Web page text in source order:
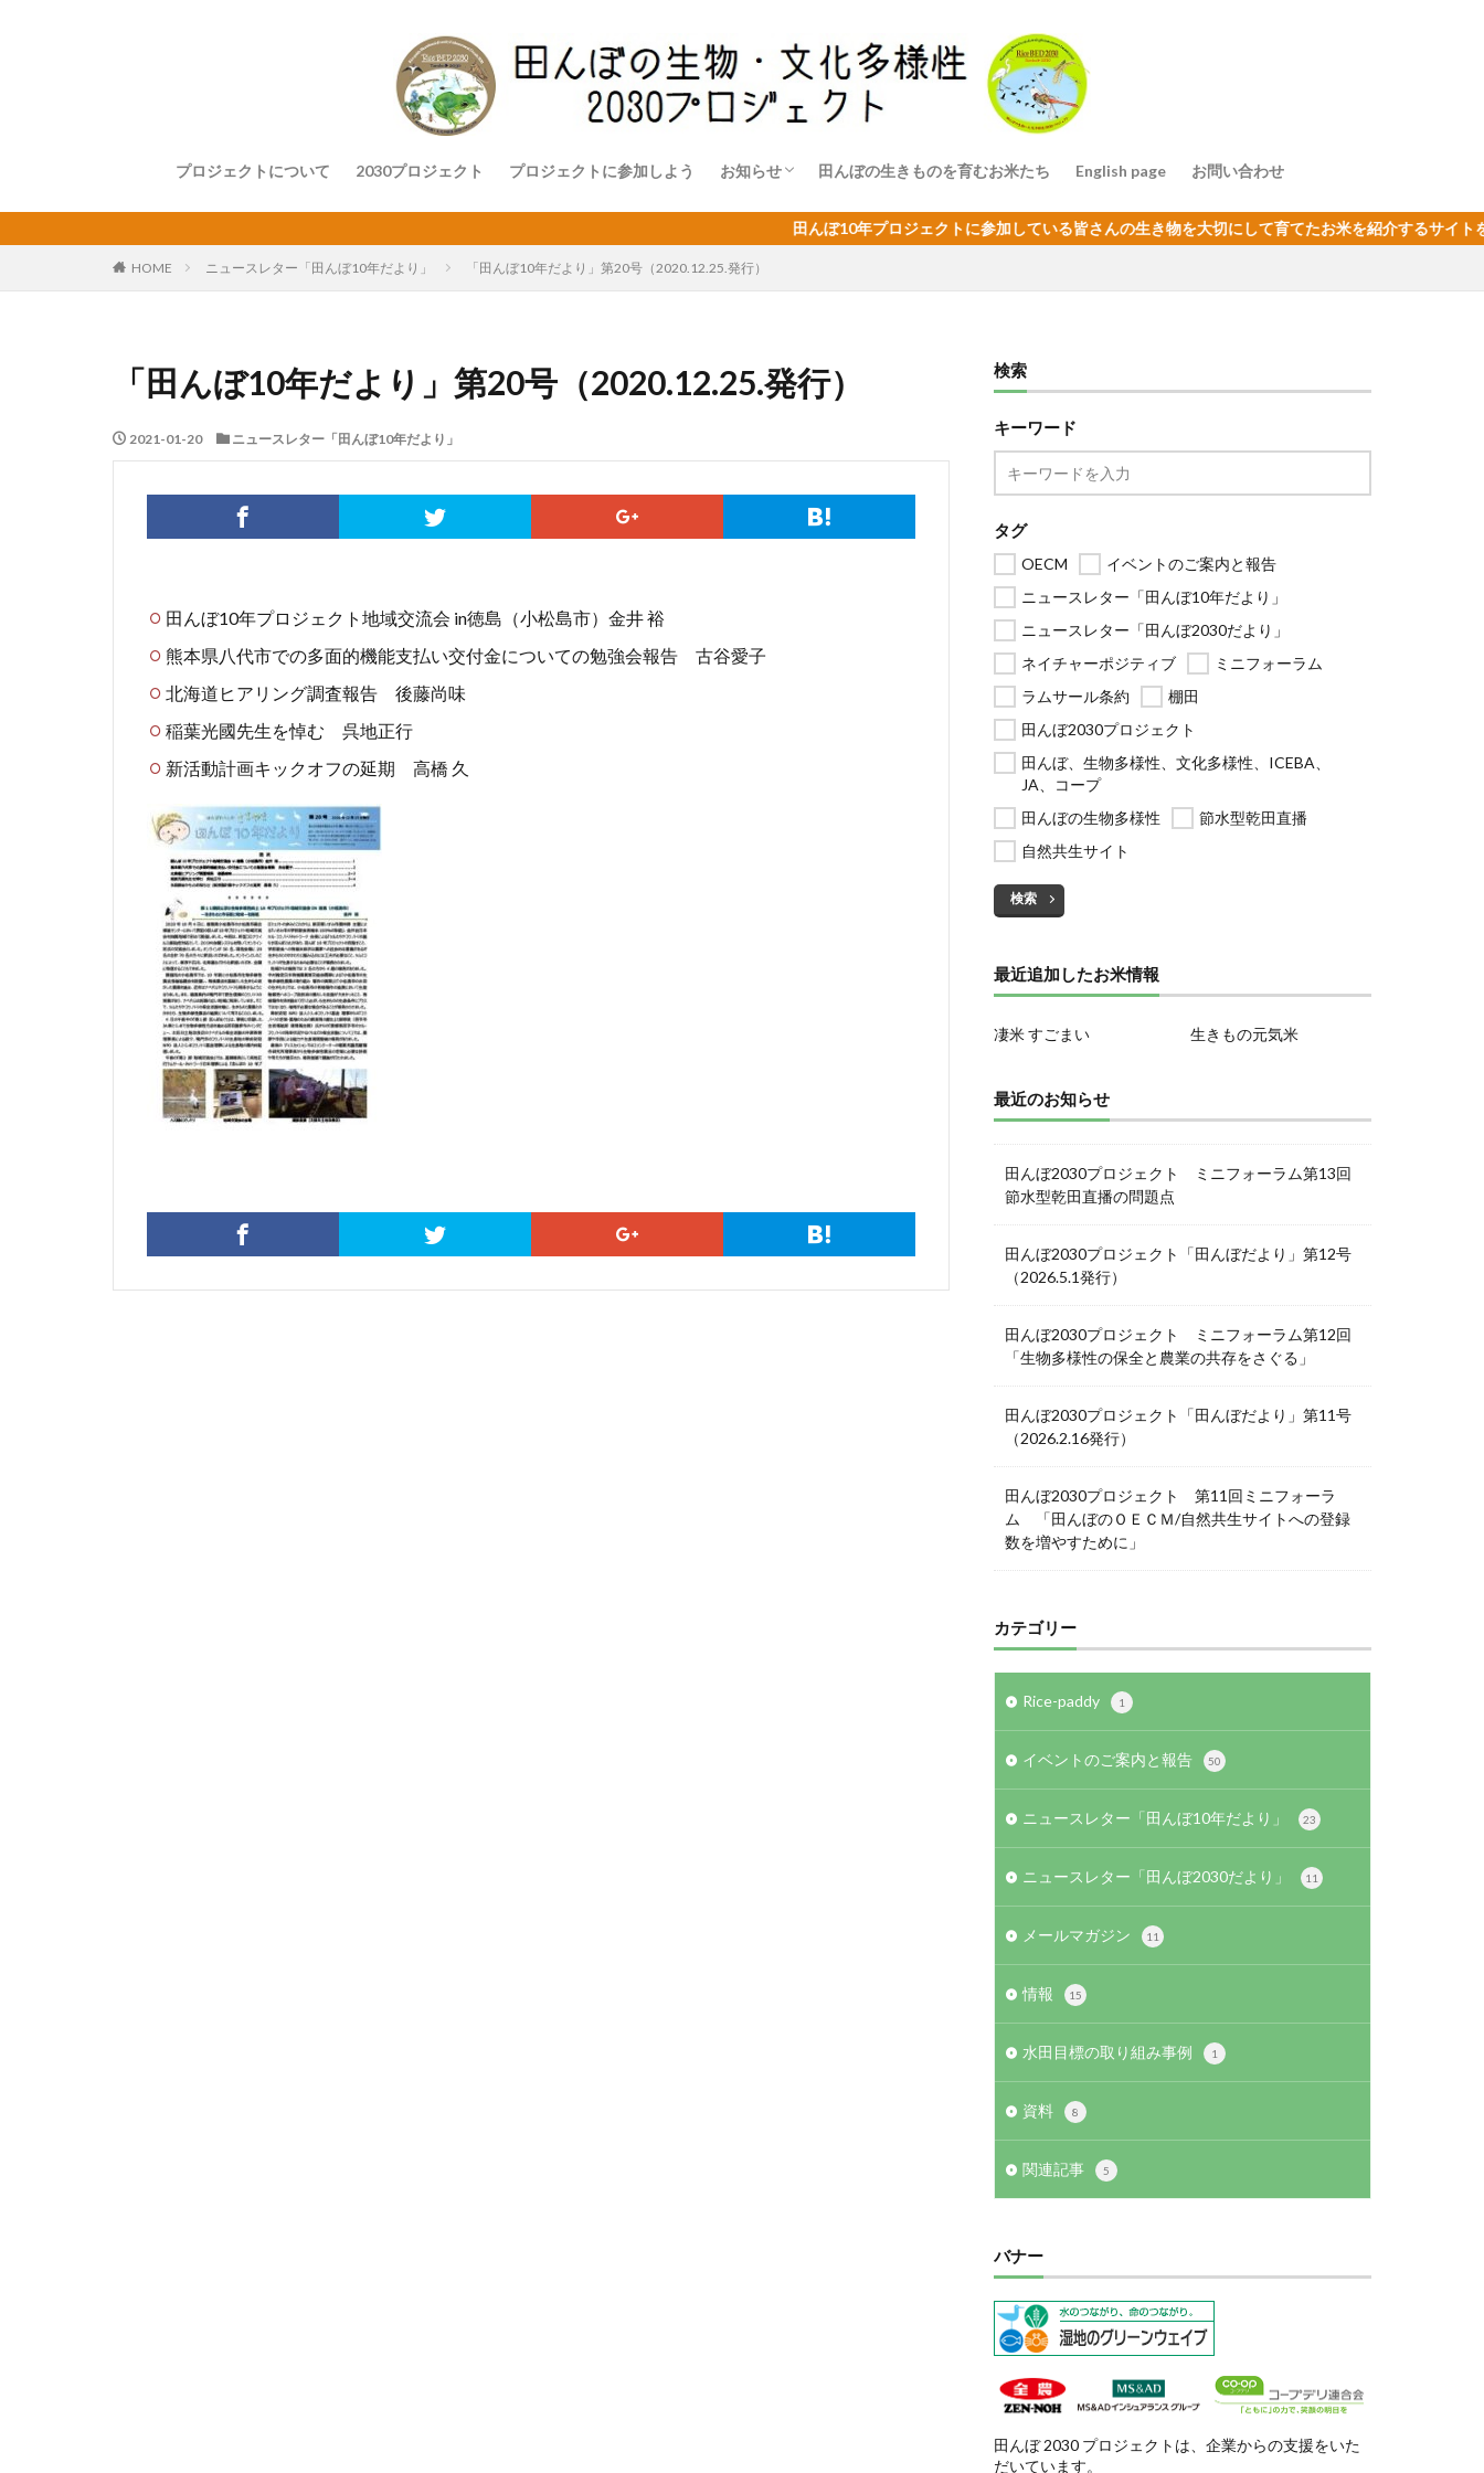
プロジェクトについて 2030プロジェクト プロジェクトに参加しよう お知らせ
イベントのご案内と報告
ニュースレター「田んぼ10年だより」
水田目標の取り組み事例
資料
関連記事
田んぼの生きものを育むお米たち English page お問い合わせ
田んぼ10年プロジェクトに参加している皆さんの生き物を大切にして育てたお米を紹介するサイトを作りま
HOME ニュースレター「田んぼ10年だより」 「田んぼ10年だより」第20号（2020.12.25.発行）
「田んぼ10年だより」第20号（2020.12.25.発行）
2021-01-20 ニュースレター「田んぼ10年だより」
田んぼ10年プロジェクト地域交流会 in徳島（小松島市）金井 裕
熊本県八代市での多面的機能支払い交付金についての勉強会報告 古谷愛子
北海道ヒアリング調査報告 後藤尚味
稲葉光國先生を悼む 呉地正行
新活動計画キックオフの延期 高橋 久
検索
キーワード
タグ
OECM
イベントのご案内と報告
ニュースレター「田んぼ10年だより」
ニュースレター「田んぼ2030だより」
ネイチャーポジティブ
ミニフォーラム
ラムサール条約
棚田
田んぼ2030プロジェクト
田んぼ、生物多様性、文化多様性、ICEBA、
JA、コープ
田んぼの生物多様性
節水型乾田直播
自然共生サイト
検索
最近追加したお米情報
凄米 すごまい 生きもの元気米
最近のお知らせ
田んぼ2030プロジェクト ミニフォーラム第13回
節水型乾田直播の問題点
田んぼ2030プロジェクト「田んぼだより」第12号
（2026.5.1発行）
田んぼ2030プロジェクト ミニフォーラム第12回
「生物多様性の保全と農業の共存をさぐる」
田んぼ2030プロジェクト「田んぼだより」第11号
（2026.2.16発行）
田んぼ2030プロジェクト 第11回ミニフォーラ
ム 「田んぼのＯＥＣＭ/自然共生サイトへの登録
数を増やすために」
カテゴリー
Rice-paddy 1
イベントのご案内と報告 50
ニュースレター「田んぼ10年だより」 23
ニュースレター「田んぼ2030だより」 11
メールマガジン 11
情報 15
水田目標の取り組み事例 1
資料 8
関連記事 5
バナー
田んぼ 2030 プロジェクトは、企業からの支援をいた
だいています。